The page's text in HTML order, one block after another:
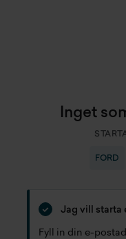
Inget
FORD
Jag vill starta
Fyll in din e-